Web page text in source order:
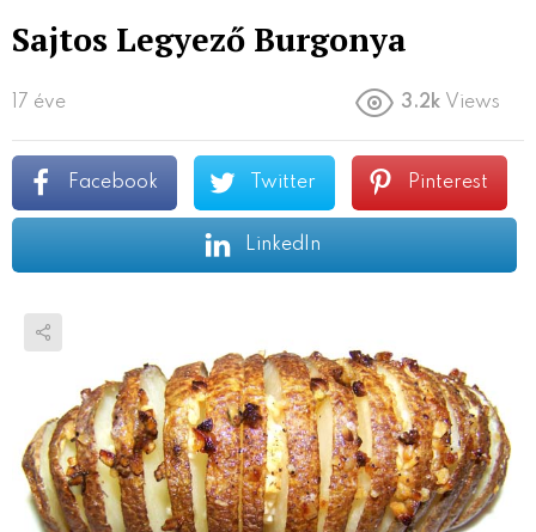
Sajtos Legyező Burgonya
17 éve 3.2k Views
Facebook Twitter Pinterest
LinkedIn